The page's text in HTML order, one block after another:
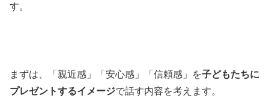
す。
まずは、「親近感」「安心感」「信頼感」を子どもたちに
プレゼントするイメージで話す内容を考えます。